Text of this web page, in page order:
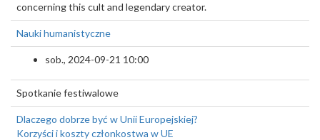
concerning this cult and legendary creator.
Nauki humanistyczne
sob., 2024-09-21 10:00
Spotkanie festiwalowe
Dlaczego dobrze być w Unii Europejskiej?
Korzyści i koszty członkostwa w UE